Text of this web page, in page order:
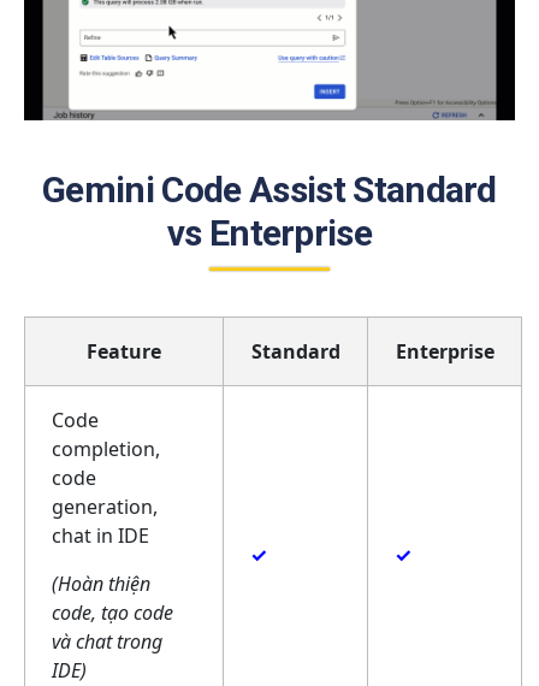
Gemini Code Assist Standard
vs Enterprise
Feature Standard Enterprise
Code
completion,
code
generation,
chat in IDE
(Hoàn thiện
code, tạo code
và chat trong
IDE)
✓ ✓